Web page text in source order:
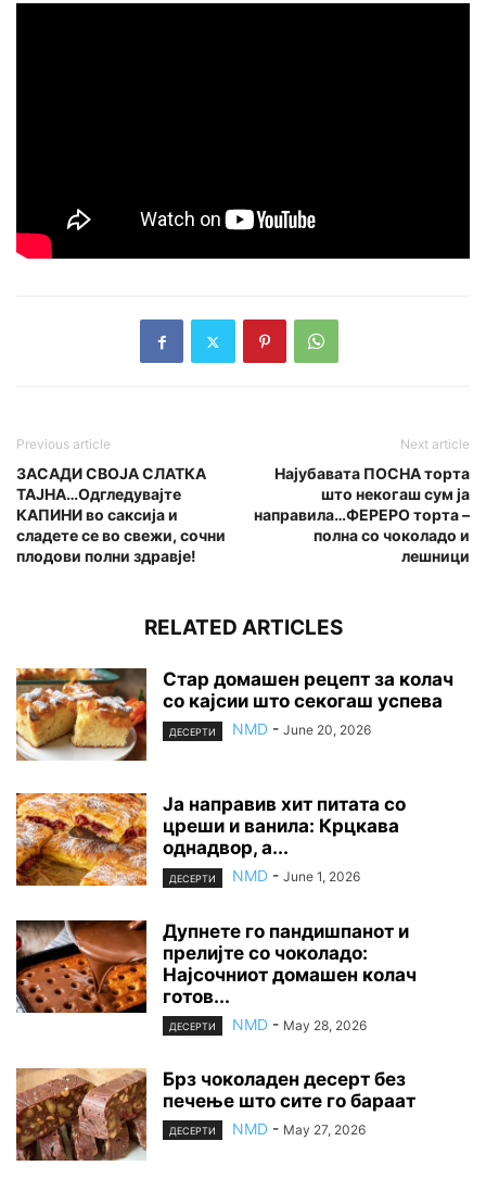
Previous article
ЗАСАДИ СВОЈА СЛАТКА
ТАЈНА…Одгледувајте
КАПИНИ во саксија и
сладете се во свежи, сочни
плодови полни здравје!
Next article
Најубавата ПОСНА торта
што некогаш сум ја
направила…ФЕРЕРО торта –
полна со чоколадо и
лешници
RELATED ARTICLES
Стар домашен рецепт за колач
со кајсии што секогаш успева
ДЕСЕРТИ NMD - June 20, 2026
Ја направив хит питата со
цреши и ванила: Крцкава
однадвор, а...
ДЕСЕРТИ NMD - June 1, 2026
Дупнете го пандишпанот и
прелијте со чоколадо:
Најсочниот домашен колач
готов...
ДЕСЕРТИ NMD - May 28, 2026
Брз чоколаден десерт без
печење што сите го бараат
ДЕСЕРТИ NMD - May 27, 2026